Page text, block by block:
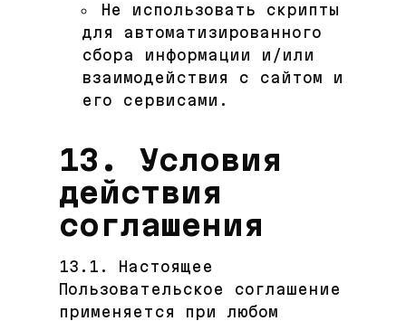
Не использовать скрипты
для автоматизированного
сбора информации и/или
взаимодействия с сайтом и
его сервисами.
13. Условия
действия
соглашения
13.1. Настоящее
Пользовательское соглашение
применяется при любом